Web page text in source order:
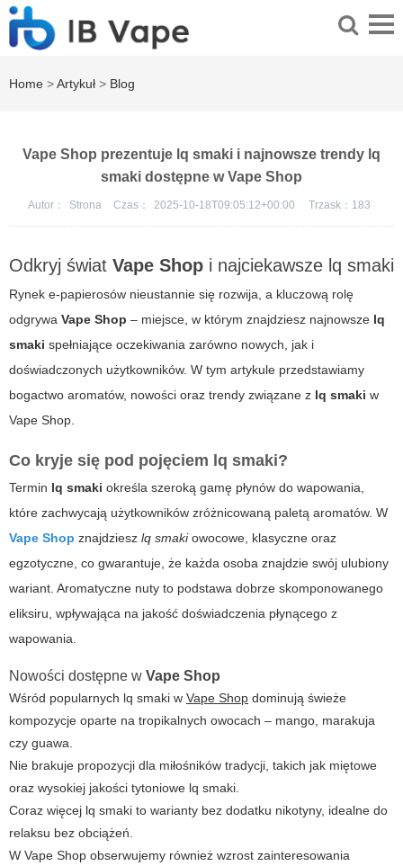
Home >Artykuł > Blog
Vape Shop prezentuje lq smaki i najnowsze trendy lq
smaki dostępne w Vape Shop
Autor： Strona Czas： 2025-10-18T09:05:12+00:00 Trzask： 183
Odkryj świat Vape Shop i najciekawsze lq smaki
Rynek e-papierosów nieustannie się rozwija, a kluczową rolę
odgrywa Vape Shop – miejsce, w którym znajdziesz najnowsze lq
smaki spełniające oczekiwania zarówno nowych, jak i
doświadczonych użytkowników. W tym artykule przedstawiamy
bogactwo aromatów, nowości oraz trendy związane z lq smaki w
Vape Shop.
Co kryje się pod pojęciem lq smaki?
Termin lq smaki określa szeroką gamę płynów do wapowania,
które zachwycają użytkowników zróżnicowaną paletą aromatów. W
Vape Shop znajdziesz lq smakiowocowe, klasyczne oraz
egzotyczne, co gwarantuje, że każda osoba znajdzie swój ulubiony
wariant. Aromatyczne nuty to podstawa dobrze skomponowanego
eliksiru, wpływająca na jakość doświadczenia płynącego z
wapowania.
Nowości dostępne w Vape Shop
Wśród popularnych lq smaki w Vape Shop dominują świeże
kompozycje oparte na tropikalnych owocach – mango, marakuja
czy guawa.
Nie brakuje propozycji dla miłośników tradycji, takich jak miętowe
oraz wysokiej jakości tytoniowe lq smaki.
Coraz więcej lq smaki to warianty bez dodatku nikotyny, idealne do
relaksu bez obciążeń.
W Vape Shop obserwujemy również wzrost zainteresowania